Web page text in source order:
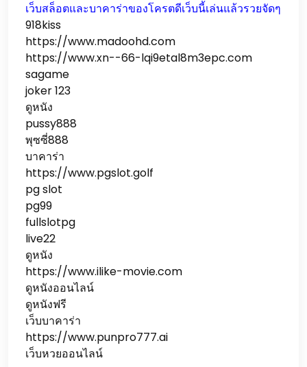
เว็บสล็อตและบาคาร่าของโครตดีเว็บนี้เล่นแล้วรวยจัดๆ
918kiss
https://www.madoohd.com
https://www.xn--66-lqi9etal8m3epc.com
sagame
joker 123
ดูหนัง
pussy888
พุซซี่888
บาคาร่า
https://www.pgslot.golf
pg slot
pg99
fullslotpg
live22
ดูหนัง
https://www.ilike-movie.com
ดูหนังออนไลน์
ดูหนังฟรี
เว็บบาคาร่า
https://www.punpro777.ai
เว็บหวยออนไลน์